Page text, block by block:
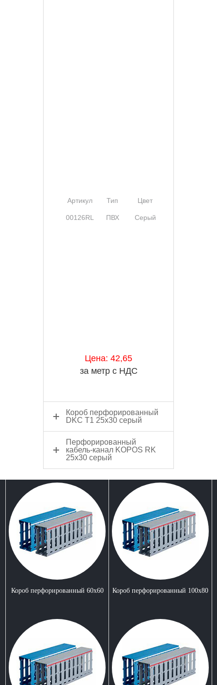
Артикул Тип Цвет
00126RL ПВХ Серый
Цена: 42,65
за метр с НДС
Короб перфорированный
DKC Т1 25x30 серый
Перфорированный
кабель-канал KOPOS RK
25х30 серый
Короб перфорированный 60х60 Короб перфорированный 100x80